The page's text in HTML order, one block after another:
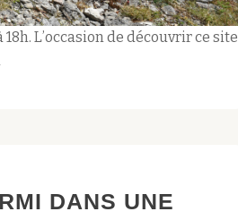
L’occasion de découvrir ce site
DANS UNE